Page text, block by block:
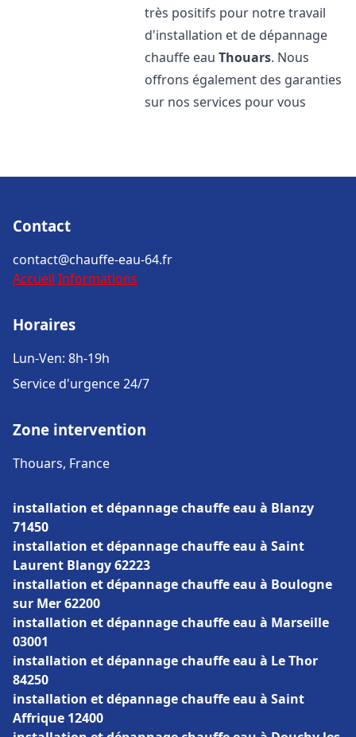
très positifs pour notre travail
d'installation et de dépannage
chauffe eauThouars. Nous
offrons également des garanties
sur nos services pour vous
Contact
contact@chauffe-eau-64.fr
Accueil Informations
Horaires
Lun-Ven: 8h-19h
Service d'urgence 24/7
Zone intervention
Thouars, France
installation et dépannage chauffe eau à Blanzy
71450
installation et dépannage chauffe eau à Saint
Laurent Blangy 62223
installation et dépannage chauffe eau à Boulogne
sur Mer 62200
installation et dépannage chauffe eau à Marseille
03001
installation et dépannage chauffe eau à Le Thor
84250
installation et dépannage chauffe eau à Saint
Affrique 12400